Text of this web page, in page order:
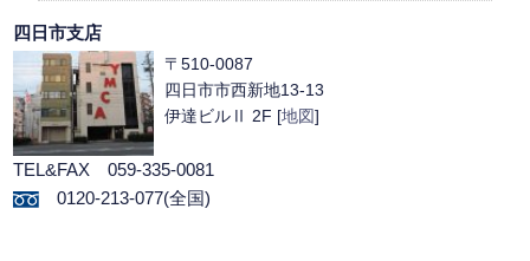
四日市支店
〒510-0087
四日市市西新地13-13
伊達ビルⅡ 2F [地図]
TEL&FAX 059-335-0081
0120-213-077(全国)